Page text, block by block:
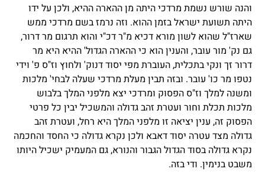
והנה שורש נשמת מרדכי היתה מן ההארה ההיא, ולכן על ידו
היתה תשועת ישראל בזמן ההוא. וזה נרמז בשם מרדכי ממש
שארז"ל שהוא לשון מורא דכיא מ"ר דכ"י והוא תרגום מר דרור,
גם נק' מור עובר, והענין הוא כי ההארה הגדול' ההיא היא מר
דרור זך ונקי בתכלית, העוברת מפי יסוד דנוק' ולחוץ וז"ס פ' וידי
נטפו מר כו' עובר. ובזה תבין מעלת מרדכי שעלה לבחי' מלכות
ומשנה למלך וז"ס הפסוק ומרדכי יצא מלפני המלך בלבוש
מלכות תכלת וחור ועטרת זהב גדולה והמשכיל יבין כל פרטי
הפסוק זה, ענין יציאה זו מלפני המלך היא רחל, ועטרת זהב
גדולה מצד עטרה יסוד דאבא ולכן נקרא גדולה כי החסד והחכמה
נקרא גדולה בסוד הגדול הגבור והנורא, גם המעמיק ישכיל היותו
משבט בנימין. ודי בזה.